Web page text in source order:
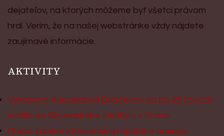
dejateľov, na ktorých môžeme byť všetci právom
hrdí. Verím, že na našej webstránke vždy nájdete
zaujímavé informácie.
AKTIVITY
Výstava o Alexandrovi Dubčekovi sa po 25 rokoch
vrátila do Slovenského inštitútu v Prahe
Prečo zanikol v Slovenskej republike časopis